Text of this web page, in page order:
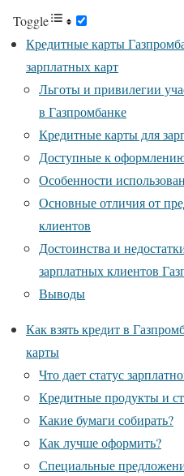
Toggle
Кредитные карты
зарплатных карт
Льготы и привилегии
в Газпромбанке
Кредитные карты для
Доступные к
Особенности
Основные отличия от
клиентов
Достоинства и
зарплатных клиентов
Выводы
Как взять кредит в
карты
Что дает статус
Кредитные продукты и
Какие бумаги собирать?
Как лучше оформить?
Специальные